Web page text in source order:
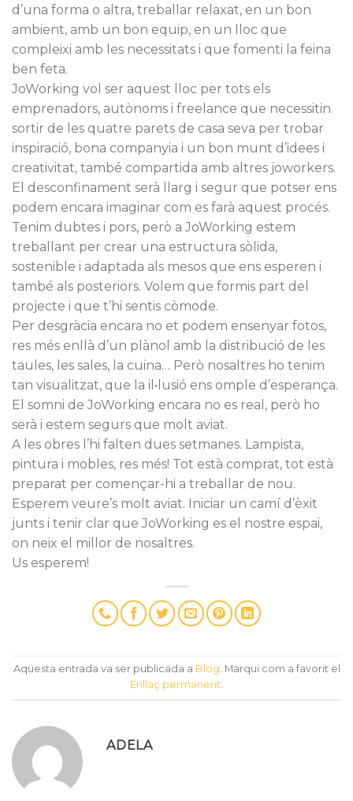
d’una forma o altra, treballar relaxat, en un bon
ambient, amb un bon equip, en un lloc que
compleixi amb les necessitats i que fomenti la feina
ben feta.
JoWorking vol ser aquest lloc per tots els
emprenadors, autònoms i freelance que necessitin
sortir de les quatre parets de casa seva per trobar
inspiració, bona companyia i un bon munt d’idees i
creativitat, també compartida amb altres joworkers.
El desconfinament serà llarg i segur que potser ens
podem encara imaginar com es farà aquest procés.
Tenim dubtes i pors, però a JoWorking estem
treballant per crear una estructura sòlida,
sostenible i adaptada als mesos que ens esperen i
també als posteriors. Volem que formis part del
projecte i que t’hi sentis còmode.
Per desgràcia encara no et podem ensenyar fotos,
res més enllà d’un plànol amb la distribució de les
taules, les sales, la cuina… Però nosaltres ho tenim
tan visualitzat, que la il•lusió ens omple d’esperança.
El somni de JoWorking encara no es real, però ho
serà i estem segurs que molt aviat.
A les obres l’hi falten dues setmanes. Lampista,
pintura i mobles, res més! Tot està comprat, tot està
preparat per començar-hi a treballar de nou.
Esperem veure’s molt aviat. Iniciar un camí d’èxit
junts i tenir clar que JoWorking es el nostre espai,
on neix el millor de nosaltres.
Us esperem!
Aquesta entrada va ser publicada a Blog. Marqui com a favorit el
Enllaç permanent.
ADELA